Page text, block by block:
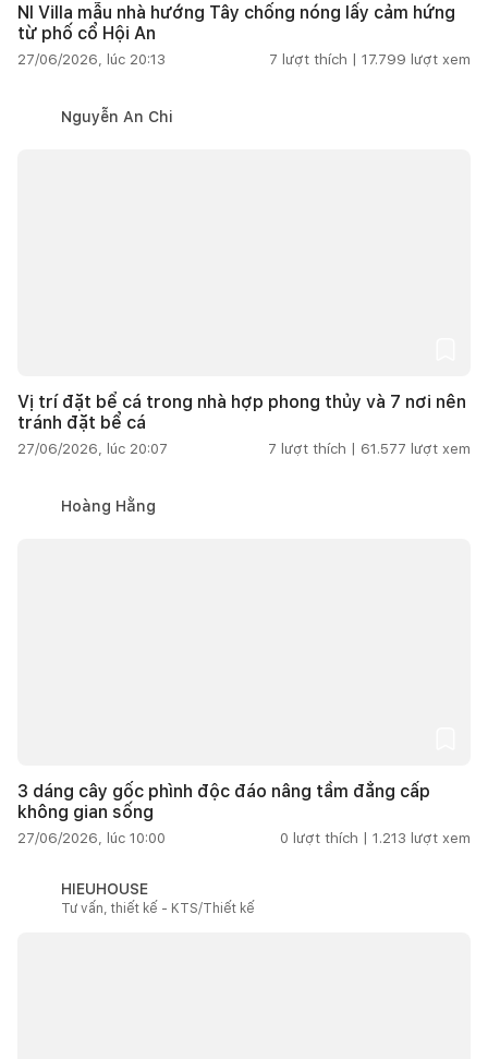
NI Villa mẫu nhà hướng Tây chống nóng lấy cảm hứng
từ phố cổ Hội An
27/06/2026, lúc 20:13 7 lượt thích | 17.799 lượt xem
Nguyễn An Chi
Vị trí đặt bể cá trong nhà hợp phong thủy và 7 nơi nên
tránh đặt bể cá
27/06/2026, lúc 20:07 7 lượt thích | 61.577 lượt xem
Hoàng Hằng
3 dáng cây gốc phình độc đáo nâng tầm đẳng cấp
không gian sống
27/06/2026, lúc 10:00 0 lượt thích | 1.213 lượt xem
HIEUHOUSE
Tư vấn, thiết kế - KTS/Thiết kế